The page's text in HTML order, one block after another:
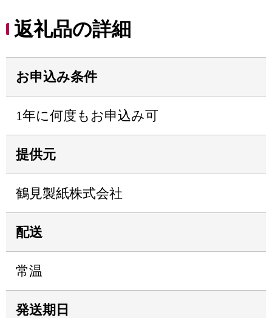
返礼品の詳細
お申込み条件
1年に何度もお申込み可
提供元
鶴見製紙株式会社
配送
常温
発送期日